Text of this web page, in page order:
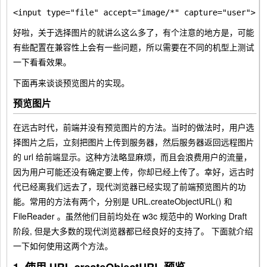
好啦，关于选择图片的就讲么这么多了，有个注意的地方是，可能
有些配置在兼容性上会有一些问题，所以需要在不同的机型上测试
一下看看效果。
下面再来谈谈预览图片的实现。
预览图片
在远古时代，前端并没有预览图片的方法。当时的做法时，用户选
择图片之后，立刻把图片上传到服务器，然后服务器返回远程图片
的 url 给前端显示。这种方法略显麻烦，而且会浪费用户的流量，
因为用户可能还没有确定要上传，你却已经上传了。幸好，远古时
代已经离我们远去了，现代浏览器已经实现了前端预览图片的功
能。常用的方法有两个，分别是 URL.createObjectURL() 和
FileReader 。虽然他们目前均处在 w3c 规范中的 Working Draft
阶段, 但是大多数的现代浏览器都已经良好的支持了。 下面就介绍
一下如何使用这两个方法。